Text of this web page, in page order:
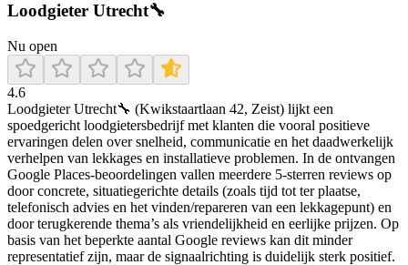
Loodgieter Utrecht🔧
Nu open
4.6
Loodgieter Utrecht🔧 (Kwikstaartlaan 42, Zeist) lijkt een
spoedgericht loodgietersbedrijf met klanten die vooral positieve
ervaringen delen over snelheid, communicatie en het daadwerkelijk
verhelpen van lekkages en installatieve problemen. In de ontvangen
Google Places-beoordelingen vallen meerdere 5-sterren reviews op
door concrete, situatiegerichte details (zoals tijd tot ter plaatse,
telefonisch advies en het vinden/repareren van een lekkagepunt) en
door terugkerende thema’s als vriendelijkheid en eerlijke prijzen. Op
basis van het beperkte aantal Google reviews kan dit minder
representatief zijn, maar de signaalrichting is duidelijk sterk positief.